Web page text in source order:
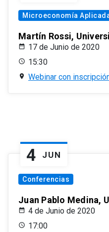
Microeconomía
Martín Rossi,
17 de Junio de 2020
15:30
Webinar con
4 JUN
Conferencias
Juan Pablo Medina,
4 de Junio de 2020
17:00